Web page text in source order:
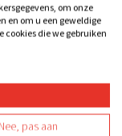
mogelijk,
om onze
en om u een geweldige
cookies die we gebruiken
Nee, pas aan